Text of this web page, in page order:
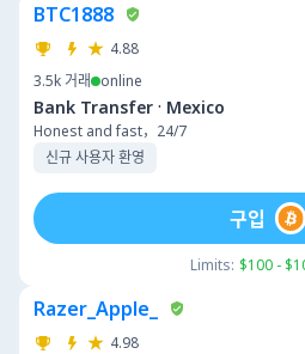
BTC1888
4.88
3.5k 거래 online
Bank Transfer · Mexico
Honest and fast，24/7
신규 사용자 환영
Limits: $100 -
구입
Razer_Apple_
4.98